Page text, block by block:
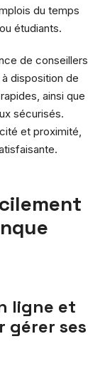
du temps
étudiants.
de conseillers
disposition de
ainsi que
sécurisés.
et proximité,
ligne et
gérer ses